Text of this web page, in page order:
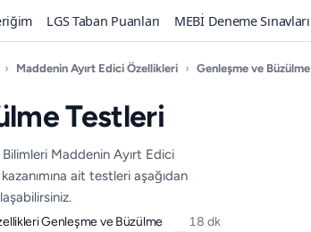
LGS Taban Puanları MEBİ Deneme Sınavları
› Maddenin Ayırt Edici Özellikleri › Genleşme ve Büzülme
Testleri
Maddenin Ayırt Edici
ait testleri aşağıdan
Genleşme ve Büzülme
18 dk